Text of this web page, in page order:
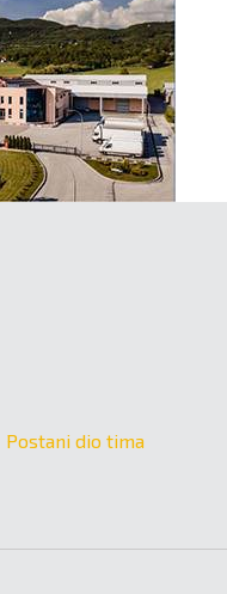
Postani dio tima